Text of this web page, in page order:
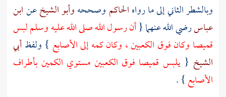
وبالشطر الثاني إلى ما رواهالحاكم وصححهوأبو الشيخعنابن
عباسرضي الله عنهما {أن رسول الله صلى الله عليه وسلم لبس
قميصا وكان فوق الكعبين ، وكان كمه إلى الأصابع } ولفظأبي
الشيخ {يلبس قميصا فوق الكعبين مستوي الكمين بأطراف
الأصابع} .